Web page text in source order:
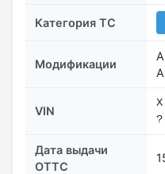
Категория ТС
Модификации
VIN
Дата выдачи
ОТТС